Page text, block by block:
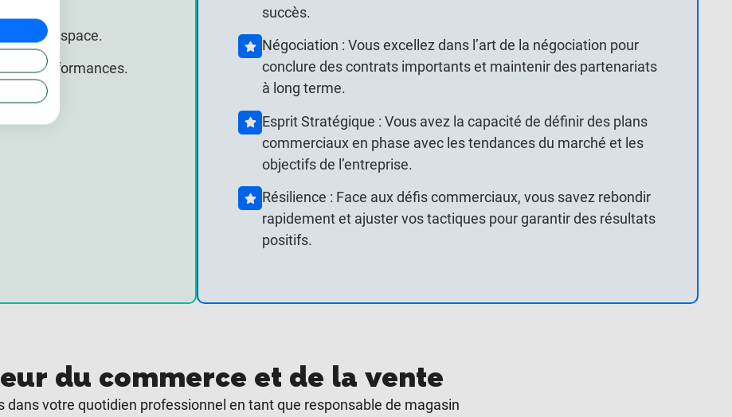
de l’espace.
les performances.
succès.
Négociation : Vous excellez dans l’art de la négociation pour
conclure des contrats importants et maintenir des partenariats
à long terme.
Esprit Stratégique : Vous avez la capacité de définir des plans
commerciaux en phase avec les tendances du marché et les
objectifs de l’entreprise.
Résilience : Face aux défis commerciaux, vous savez rebondir
rapidement et ajuster vos tactiques pour garantir des résultats
positifs.
du commerce et de la vente
votre quotidien professionnel en tant que responsable de magasin